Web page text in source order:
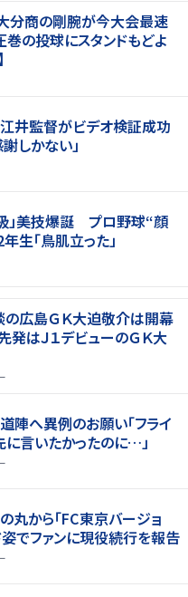
分商の剛腕が今大会最速
の投球にスタンドもどよ
井監督がビデオ検証成功
しかない」
」美技爆誕 プロ野球“顔
生「鳥肌立った」
広島ＧＫ大迫敬介は開幕
はＪ１デビューのＧＫ大
陣へ異例のお願い「フライ
に言いたかったのに…」
丸から「FC東京バージョ
でファンに現役続行を報告